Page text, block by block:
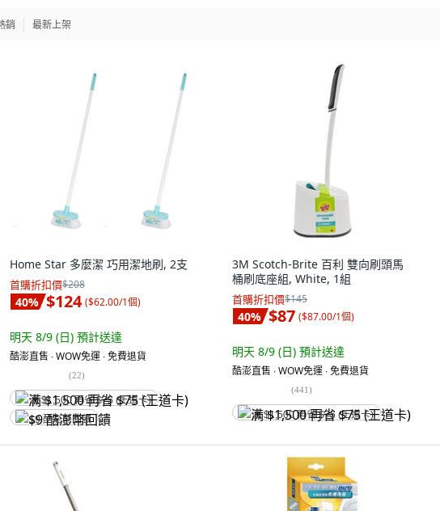
銷 最新上架
Home Star 多麼潔 巧用潔地刷, 2支
首購折扣價$208
40% $124 ($62.00/1個)
明天 8/9 (日) 預計送達
酷澎直售 ∙ WOW免運 ∙ 免費退貨
(22)
满 $1,500 再省 $75 (王道卡)
$9 酷澎幣回饋
3M Scotch-Brite 百利 雙向刷頭馬
桶刷底座組, White, 1組
首購折扣價$145
40% $87 ($87.00/1個)
明天 8/9 (日) 預計送達
酷澎直售 ∙ WOW免運 ∙ 免費退貨
(441)
满 $1,500 再省 $75 (王道卡)